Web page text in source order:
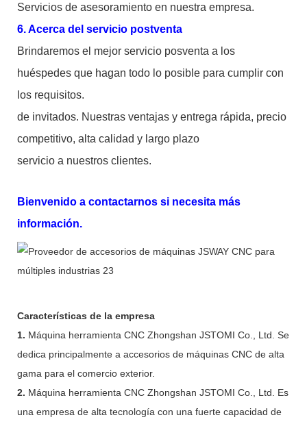
Servicios de asesoramiento en nuestra empresa.
6. Acerca del servicio postventa
Brindaremos el mejor servicio posventa a los
huéspedes que hagan todo lo posible para cumplir con
los requisitos.
de invitados. Nuestras ventajas y entrega rápida, precio
competitivo, alta calidad y largo plazo
servicio a nuestros clientes.
Bienvenido a contactarnos si necesita más
información.
Características de la empresa
1. Máquina herramienta CNC Zhongshan JSTOMI Co., Ltd. Se
dedica principalmente a accesorios de máquinas CNC de alta
gama para el comercio exterior.
2. Máquina herramienta CNC Zhongshan JSTOMI Co., Ltd. Es
una empresa de alta tecnología con una fuerte capacidad de